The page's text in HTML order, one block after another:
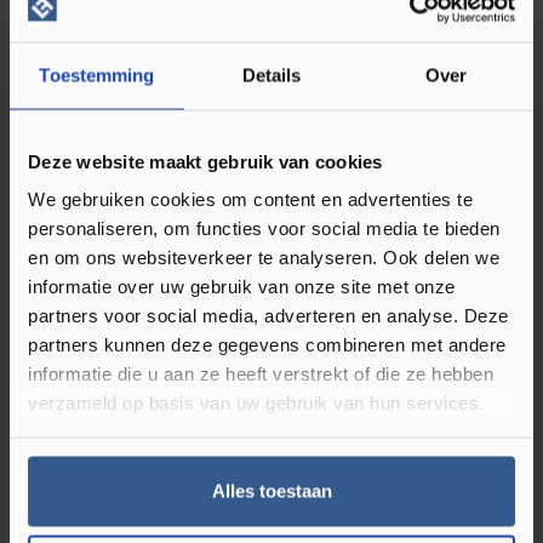
Toestemming Details Over
Deze website maakt gebruik van cookies
We gebruiken cookies om content en advertenties te
personaliseren, om functies voor social media te bieden
en om ons websiteverkeer te analyseren. Ook delen we
informatie over uw gebruik van onze site met onze
partners voor social media, adverteren en analyse. Deze
partners kunnen deze gegevens combineren met andere
informatie die u aan ze heeft verstrekt of die ze hebben
verzameld op basis van uw gebruik van hun services.
Alles toestaan
stilte waardeert. Combineer dit met een mooie click PVC
vloer uit ons assortiment en je merkt direct het verschil in
Geschikt voor vloerverwarming en
vloerkoeling
De warmtedoorgangsweerstand van 0,024 m²K/W helpt om
warmte efficiënt door te geven aan de ruimte. Hierdoor is
deze ondervloer een slimme keuze in woningen met
vloerverwarming of vloerkoeling. Je vloer blijft comfortabel
advies over de juiste opbouw of over het combineren met
een legservice, bekijk danvloer laten leggen